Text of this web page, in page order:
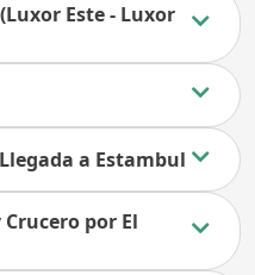
Este - Luxor
a Estambul
por El